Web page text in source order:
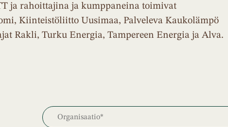
ja rahoittajina ja kumppaneina toimivat
Kiinteistöliitto Uusimaa, Palveleva Kaukolämpö
Rakli, Turku Energia, Tampereen Energia ja Alva.